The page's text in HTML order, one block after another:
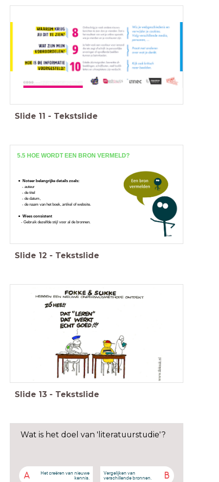
Slide 11 - Tekstslide
5.5 HOE WORDT EEN BRON VERMELD?
Noteer belangrijke details zoals:
- auteur
- de titel
- de datum,
- de naam van het boek, artikel of website.
Wees consistent
- Gebruik dezelfde stijl voor al de bronnen.
Slide 12 - Tekstslide
Slide 13 - Tekstslide
Wat is het doel van 'literatuurstudie'?
A
Het creëren van nieuwe
kennis.
B
Vergelijken van
verschillende bronnen.